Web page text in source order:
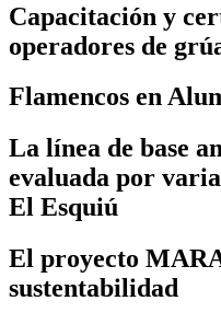
Capacitación y
operadores de
Flamencos en
La línea de base
evaluada por
El Esquiú
El proyecto
sustentabilidad